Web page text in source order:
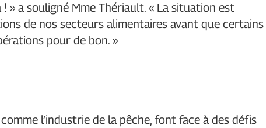
» a souligné Mme Thériault. « La situation est
de nos secteurs alimentaires avant que certains
pour de bon. »
l’industrie de la pêche, font face à des défis